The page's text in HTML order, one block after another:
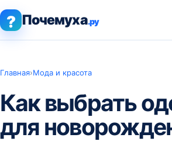
? Почемуха.ру
Главная›Мода и красота
Как выбрать
для